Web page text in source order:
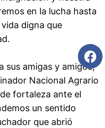
en la lucha hasta
digna que
sus amigas y amigos,
Nacional Agrario
fortaleza ante el
un sentido
que abrió